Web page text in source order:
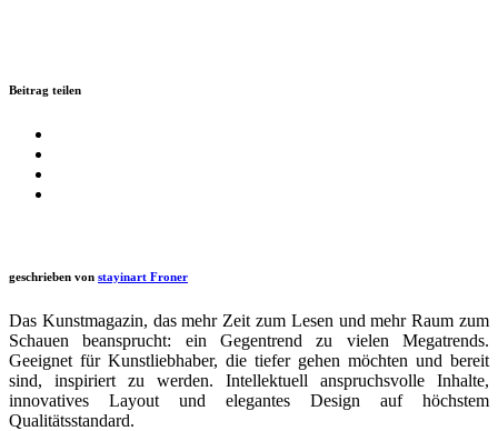
Beitrag teilen
geschrieben von stayinart Froner
Das Kunstmagazin, das mehr Zeit zum Lesen und mehr Raum zum
Schauen beansprucht: ein Gegentrend zu vielen Megatrends.
Geeignet für Kunstliebhaber, die tiefer gehen möchten und bereit
sind, inspiriert zu werden. Intellektuell anspruchsvolle Inhalte,
innovatives Layout und elegantes Design auf höchstem
Qualitätsstandard.